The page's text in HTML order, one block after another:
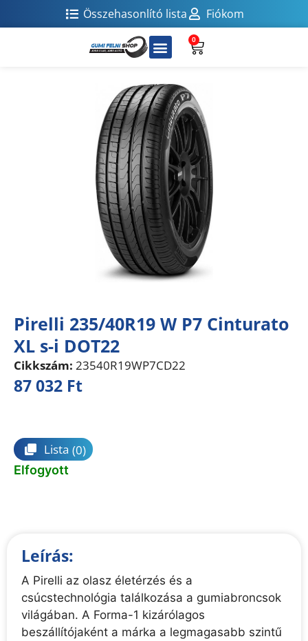
Összehasonlító lista Fiókom
0
Pirelli 235/40R19 W P7 Cinturato
XL s-i DOT22
Cikkszám: 23540R19WP7CD22
87 032 Ft
Lista (0)
Elfogyott
Leírás:
A Pirelli az olasz életérzés és a
csúcstechnológia találkozása a gumiabroncsok
világában. A Forma-1 kizárólagos
beszállítójaként a márka a legmagasabb szintű